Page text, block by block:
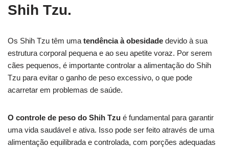
Shih Tzu.
Os Shih Tzu têm uma tendência à obesidade devido à sua
estrutura corporal pequena e ao seu apetite voraz. Por serem
cães pequenos, é importante controlar a alimentação do Shih
Tzu para evitar o ganho de peso excessivo, o que pode
acarretar em problemas de saúde.
O controle de peso do Shih Tzu é fundamental para garantir
uma vida saudável e ativa. Isso pode ser feito através de uma
alimentação equilibrada e controlada, com porções adequadas